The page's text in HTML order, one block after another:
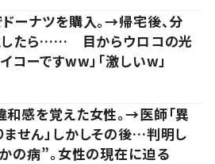
ドーナツを購入。→帰宅後、分
したら…… 目からウロコの光
コーですww」「激しいw」
和感を覚えた女性。→医師「異
ません」しかしその後…判明し
の病”。女性の現在に迫る